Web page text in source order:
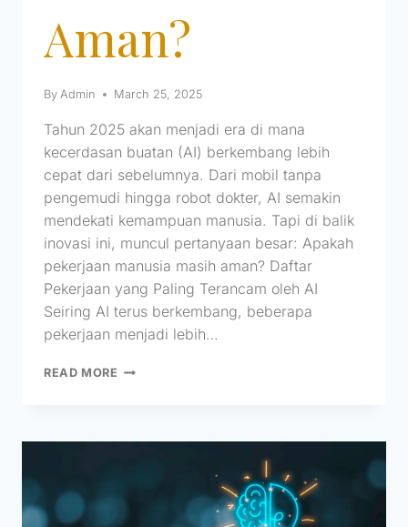
Aman?
By Admin March 25, 2025
Tahun 2025 akan menjadi era di mana
kecerdasan buatan (AI) berkembang lebih
cepat dari sebelumnya. Dari mobil tanpa
pengemudi hingga robot dokter, AI semakin
mendekati kemampuan manusia. Tapi di balik
inovasi ini, muncul pertanyaan besar: Apakah
pekerjaan manusia masih aman? Daftar
Pekerjaan yang Paling Terancam oleh AI
Seiring AI terus berkembang, beberapa
pekerjaan menjadi lebih…
READ MORE